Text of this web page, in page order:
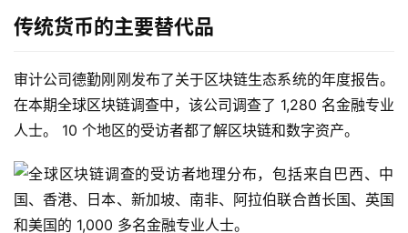
传统货币的主要替代品
审计公司德勤刚刚发布了关于区块链生态系统的年度报告。
在本期全球区块链调查中，该公司调查了 1,280 名金融专业
人士。 10 个地区的受访者都了解区块链和数字资产。